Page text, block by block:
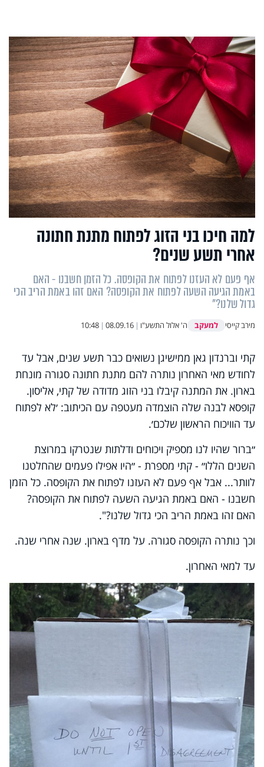
למה חיכו בני הזוג לפתוח מתנת חתונה
אחרי תשע שנים?
אף פעם לא העזנו לפתוח את הקופסה. כל הזמן חשבנו - האם
באמת הגיעה השעה לפתוח את הקופסה? האם זהו באמת הריב הכי
גדול שלנו?"
מירב קייסי למעקב ה' אלול התשע"ו |
08.09.16
|
10:48
קתי וברנדון גאן ממישיגן נשואים כבר תשע שנים, אבל עד
לחודש מאי האחרון נותרה להם מתנת חתונה סגורה מונחת
בארון. את המתנה קיבלו בני הזוג מדודה של קתי, אליסון.
קופסא לבנה שלה הוצמדה מעטפה עם הכיתוב: ׳לא לפתוח
עד הוויכוח הראשון שלכם׳.
״ברור שהיו לנו מספיק ויכוחים ודלתות שנטרקו במרוצת
השנים הללו״ - קתי מספרת - ״היו אפילו פעמים שהחלטנו
לוותר... אבל אף פעם לא העזנו לפתוח את הקופסה. כל הזמן
חשבנו - האם באמת הגיעה השעה לפתוח את הקופסה?
האם זהו באמת הריב הכי גדול שלנו?".
וכך נותרה הקופסה סגורה. על מדף בארון. שנה אחרי שנה.
עד למאי האחרון.